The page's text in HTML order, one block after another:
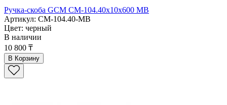
Ручка-скоба GCM CM-104.40x10x600 MB
Артикул: CM-104.40-MB
Цвет: черный
В наличии
10 800 ₸
В Корзину